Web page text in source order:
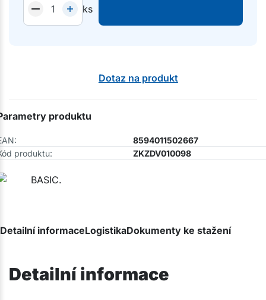
ks
Dotaz na produkt
produktu
8594011502667
produktu:
ZKZDV010098
Detailní informaceLogistikaDokumenty ke stažení
Detailní informace